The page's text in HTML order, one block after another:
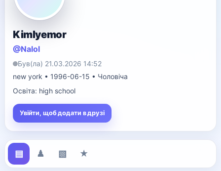
Kimlyemor
@Nalol
Був(ла) 21.03.2026 14:52
new york • 1996-06-15 • Чоловіча
Освіта: high school
Увійти, щоб додати в друзі
▤ ♟ ▧ ★